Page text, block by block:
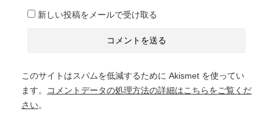
新しい投稿をメールで受け取る
このサイトはスパムを低減するために Akismet を使ってい
ます。
コメントデータの処理方法の詳細はこちらをご覧くだ
さい。